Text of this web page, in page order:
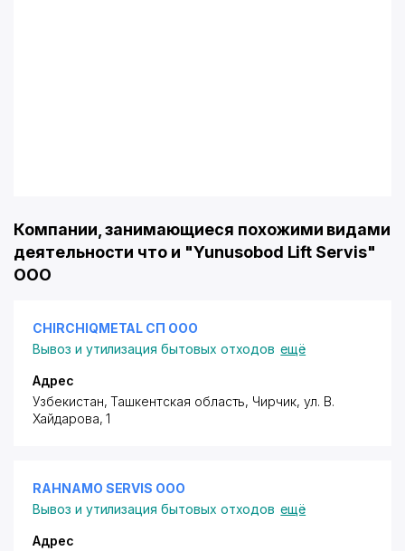
Компании, занимающиеся похожими видами
деятельности что и "Yunusobod Lift Servis"
ООО
CHIRCHIQMETAL СП ООО
Вывоз и утилизация бытовых отходов ещё
Адрес
Узбекистан, Ташкентская область, Чирчик, ул. В.
Хайдарова, 1
RAHNAMO SERVIS ООО
Вывоз и утилизация бытовых отходов ещё
Адрес